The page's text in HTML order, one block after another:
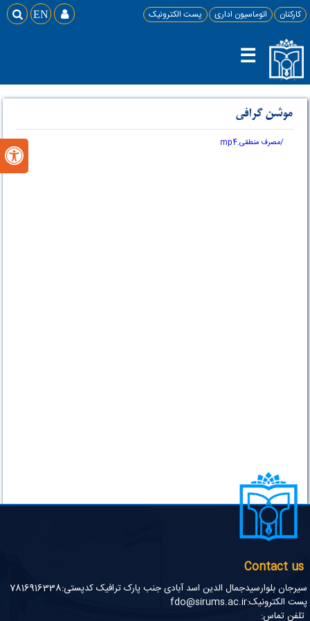
کارکنان اتوماسیون اداری پست الکترونیک  EN 
☰
موشن گرافی
/مصرف منطقی.mp4
Contact us
سیرجان بلوارسیدجمال الدین اسد آبادی جنب پارک ترافیک کدپستی:7816916338
پست الکترونیک:fdo@sirums.ac.ir
تلفن تماس:
